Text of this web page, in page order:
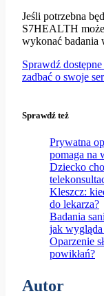
Jeśli potrzebna
S7HEALTH
wykonać badania
Sprawdź
zadbać o swoje
Sprawdź też
Prywatna
pomaga na
Dziecko
Kleszcz:
do lekarza?
Badania
jak wygląda
Oparzenie
powikłań?
Autor